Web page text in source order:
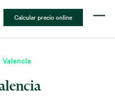
Calcular precio online
Valencia